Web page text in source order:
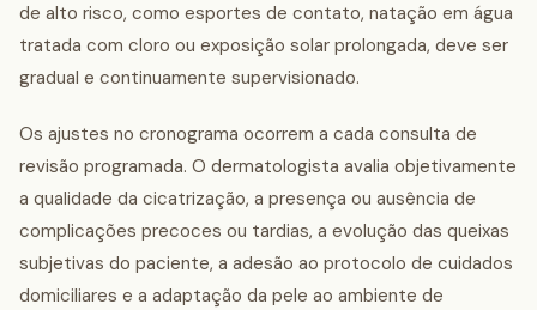
de alto risco, como esportes de contato, natação em água
tratada com cloro ou exposição solar prolongada, deve ser
gradual e continuamente supervisionado.
Os ajustes no cronograma ocorrem a cada consulta de
revisão programada. O dermatologista avalia objetivamente
a qualidade da cicatrização, a presença ou ausência de
complicações precoces ou tardias, a evolução das queixas
subjetivas do paciente, a adesão ao protocolo de cuidados
domiciliares e a adaptação da pele ao ambiente de